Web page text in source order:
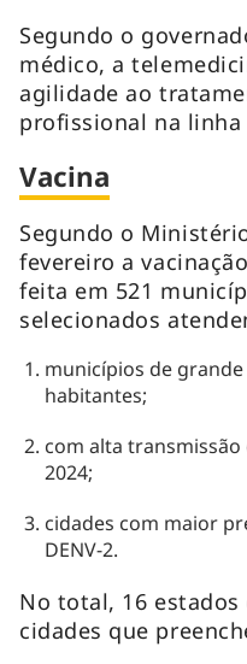
Segundo o
médico, a
agilidade ao
profissional na
Vacina
Segundo o
fevereiro a
feita em 521
selecionados
municípios de
habitantes;
com alta
2024;
cidades com maior
DENV-2.
No total, 16
cidades que